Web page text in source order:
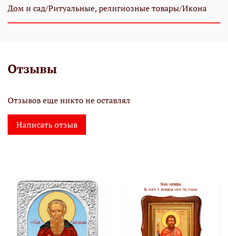
Дом и сад/Ритуальные, религиозные товары/Икона
Отзывы
Отзывов еще никто не оставлял
Написать отзыв